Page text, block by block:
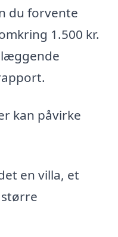
du forvente
1.500 kr.
kan påvirke
en villa, et